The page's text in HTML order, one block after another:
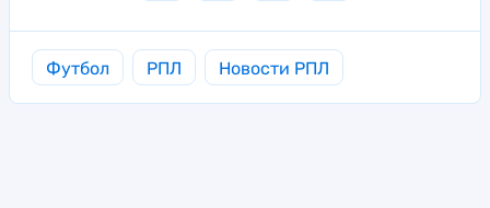
Футбол РПЛ Новости РПЛ